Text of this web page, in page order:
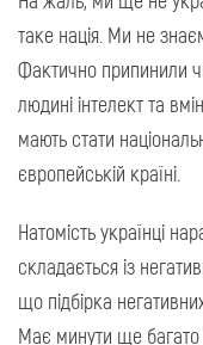
таке нація. Ми не
Фактично припинили
людині інтелект та
мають стати
європейській країні.
Натомість українці
складається із
що підбірка
Має минути ще багато